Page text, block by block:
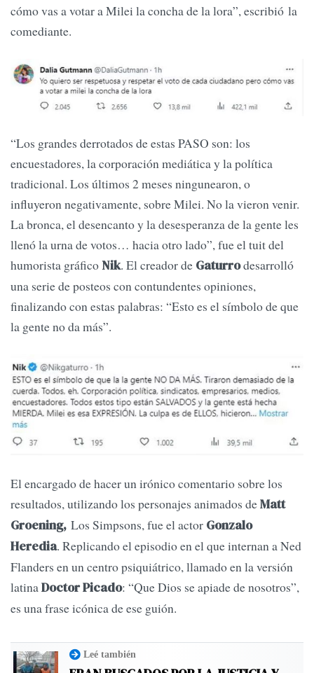
cómo vas a votar a Milei la concha de la lora”, escribió la
comediante.
“Los grandes derrotados de estas PASO son: los
encuestadores, la corporación mediática y la política
tradicional. Los últimos 2 meses ningunearon, o
influyeron negativamente, sobre Milei. No la vieron venir.
La bronca, el desencanto y la desesperanza de la gente les
llenó la urna de votos… hacia otro lado”, fue el tuit del
humorista gráficoNik. El creador de Gaturrodesarrolló
una serie de posteos con contundentes opiniones,
finalizando con estas palabras: “Esto es el símbolo de que
la gente no da más”.
El encargado de hacer un irónico comentario sobre los
resultados, utilizando los personajes animados deMatt
Groening, Los Simpsons, fue el actor Gonzalo
Heredia. Replicando el episodio en el que internan a Ned
Flanders en un centro psiquiátrico, llamado en la versión
latinaDoctor Picado: “Que Dios se apiade de nosotros”,
es una frase icónica de ese guión.
Leé también